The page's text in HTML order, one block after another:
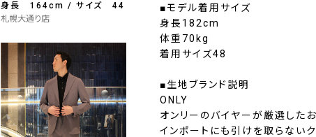
■モデル着用サイズ
身長182cm
体重70kg
着用サイズ48
■生地ブランド説明
ONLY
オンリーのバイヤーが厳選した
インポートにも引けを取らない
身長 164cm / サイズ 44
札幌大通り店